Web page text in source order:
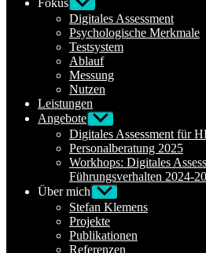
Fokus Untermenü
anzeigen
Digitales Assessment
Psychologische Merkmale
Testsystem
Ablauf
Messung
Nutzen
Leistungen
Angebote Untermenü
anzeigen
Digitales Assessment für
Personalberatung 2025
Workhops: Digitales
Führungsverhalten 2024-
Über mich Untermenü
anzeigen
Stefan Klemens
Projekte
Publikationen
Referenzen